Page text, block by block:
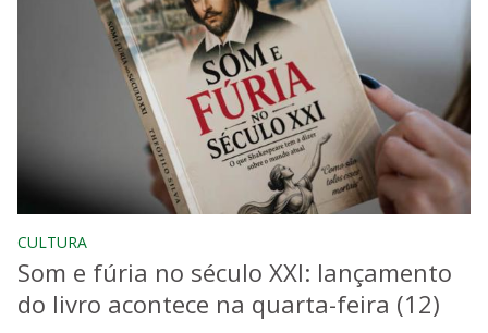
CULTURA
Som e fúria no século XXI: lançamento
do livro acontece na quarta-feira (12)